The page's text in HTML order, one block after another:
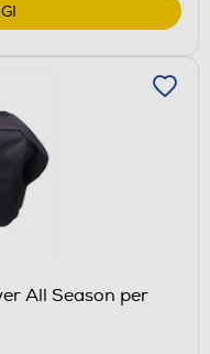
All Season per